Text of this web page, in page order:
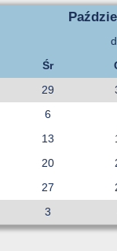
Śr
29
6
13
20
27
3